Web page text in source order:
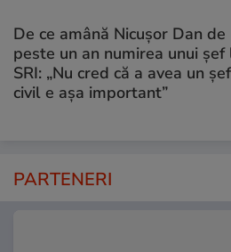
De ce amână Nicușor Dan de
peste un an numirea unui șef
SRI: „Nu cred că a avea un şef
civil e așa important”
PARTENERI